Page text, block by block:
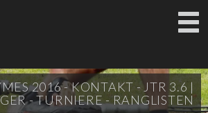
2016 - KONTAKT - JTR 3.6 |
- TURNIERE - RANGLISTEN